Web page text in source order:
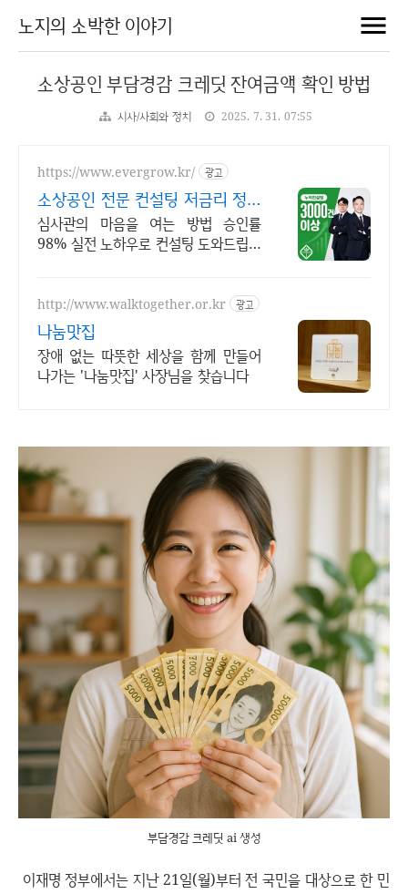
노지의 소박한 이야기
소상공인 부담경감 크레딧 잔여금액 확인 방법
시사/사회와 정치 2025. 7. 31. 07:55
https://www.evergrow.kr/ 광고
소상공인 전문 컨설팅 저금리 정책
자금 지금 신청
심사관의 마음을 여는 방법 승인률
98% 실전 노하우로 컨설팅 도와드립니
http://www.walktogether.or.kr 광고
나눔맛집
장애 없는 따뜻한 세상을 함께 만들어
나가는 '나눔맛집' 사장님을 찾습니다
부담경감 크레딧 ai 생성
이재명 정부에서는 지난 21일(월)부터 전 국민을 대상으로 한 민